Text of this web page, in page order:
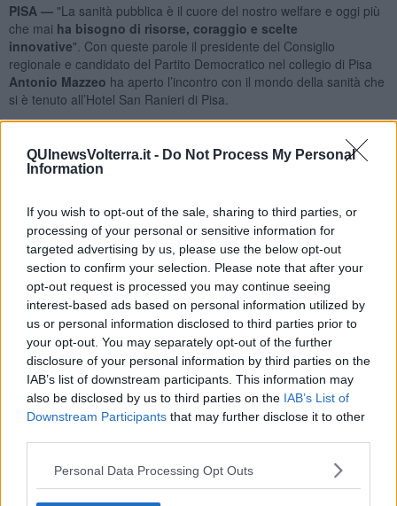
QUInewsVolterra.it - Do Not Process My Personal
Information
If you wish to opt-out of the sale, sharing to third parties, or
processing of your personal or sensitive information for
targeted advertising by us, please use the below opt-out
section to confirm your selection. Please note that after your
opt-out request is processed you may continue seeing
interest-based ads based on personal information utilized by
us or personal information disclosed to third parties prior to
your opt-out. You may separately opt-out of the further
disclosure of your personal information by third parties on the
IAB’s list of downstream participants. This information may
also be disclosed by us to third parties on the IAB’s List of
Downstream Participants that may further disclose it to other
Personal Data Processing Opt Outs
PISA — "La sanità pubblica è il cuore del nostro welfare e oggi più
che mai ha bisogno di risorse, coraggio e scelte
innovative". Con queste parole il presidente del Consiglio
regionale e candidato del Partito Democratico nel collegio di Pisa
Antonio Mazzeo ha aperto l’incontro con il mondo della sanità che
si è tenuto all’Hotel San Ranieri di Pisa.
All'incontro ha preso parte anche l’ex presidente della
operatori sanitari e amministrativi. "Nel dibattito pubblico si parla di
tutto, ma quasi mai di sanità - ha detto Mazzeo - eppure, parliamo
qualità della vita dei cittadini. Oggi, la spesa sanitaria nazionale è al
6,2% del PIL,uno tra i livelli più bassi d'Europa: troppo poco per
un Paese che vuole garantire cure universali. Chiediamo per
questo che sia portata almeno al 7,5%, per assumere nuovi
medici, infermieri, operatori e ridurre davvero le liste d’attesa
E per Mazzeo, alla luce dellariforma del 2015, che ha accorpato le
12 aziende sanitarie locali in tre grandi Ausl, oggi è necessaria una
revisione del modello organizzativo. "La visione di quella riforma
era giusta, ma non è stata attuata fino in fondo - ha precisato - le
ricucire il rapporto tra ospedale e territorio
e far funzionare
davvero le Case della Comunità. Serve poi una revisione delle